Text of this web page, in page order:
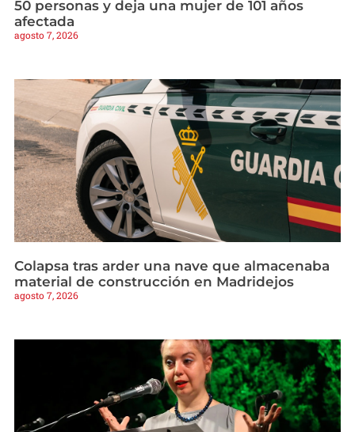
50 personas y deja una mujer de 101 años
afectada
agosto 7, 2026
Colapsa tras arder una nave que almacenaba
material de construcción en Madridejos
agosto 7, 2026